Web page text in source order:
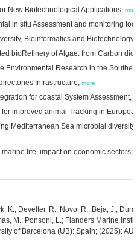
New Biotechnological Applications, more
in situ Assessment and monitoring
Bioinformatics and Biotechnology,
bioRefinery of Algae: from Carbon
Environmental Research in the
Infrastructure, more
for coastal System Assessment,
for improved animal Tracking in
Mediterranean Sea microbial diversity
marine life, impact on economic sectors,
K.; Develter, R.; Novo, R.; Beja, J.;
M.; Ponsoni, L.; Flanders Marine
of Barcelona (UB): Spain; (2025):